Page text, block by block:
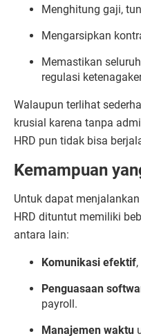
Menghitung gaji,
Mengarsipkan
Memastikan
regulasi
Walaupun terlihat
krusial karena tanpa
HRD pun tidak bisa
Kemampuan
Untuk dapat
HRD dituntut memiliki
antara lain:
Komunikasi efektif
Penguasaan
payroll.
Manajemen waktu